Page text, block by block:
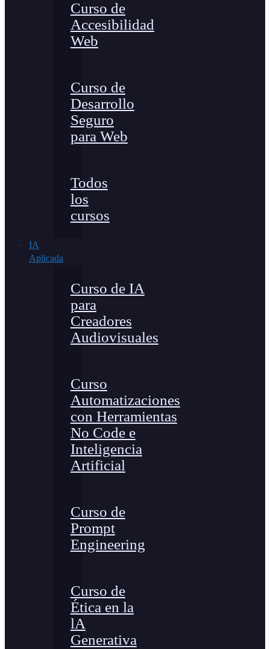
Curso de
Accesibilidad
Web
Curso de
Desarrollo
Seguro
para Web
Todos
los
cursos
IA
Aplicada
Curso de IA
para
Creadores
Audiovisuales
Curso
Automatizaciones
con Herramientas
No Code e
Inteligencia
Artificial
Curso de
Prompt
Engineering
Curso de
Ética en la
lA
Generativa